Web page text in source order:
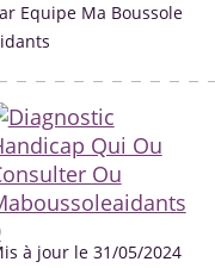
Equipe Ma Boussole
à jour le 31/05/2024